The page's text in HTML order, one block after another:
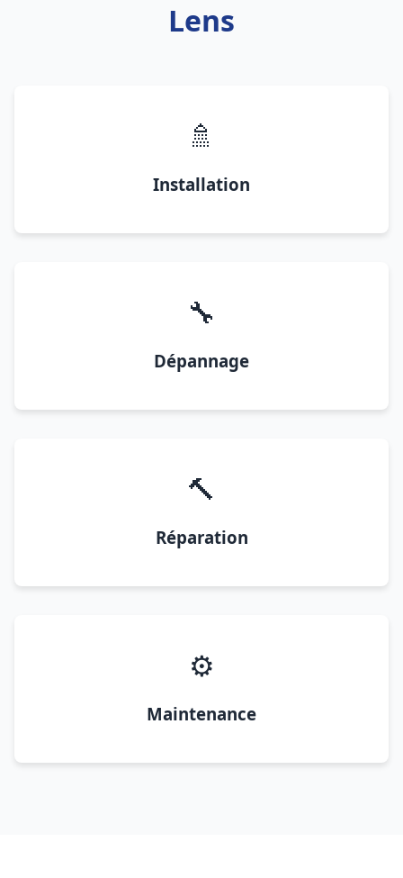
Lens
🚿
Installation
🔧
Dépannage
🔨
Réparation
⚙️
Maintenance